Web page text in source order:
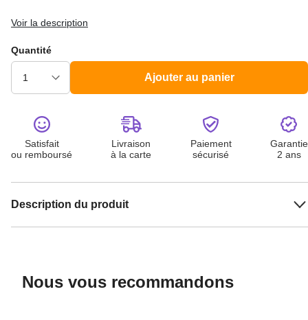
Voir la description
Quantité
Ajouter au panier
Satisfait
ou remboursé
Livraison
à la carte
Paiement
sécurisé
Garantie
2 ans
Description du produit
Nous vous recommandons